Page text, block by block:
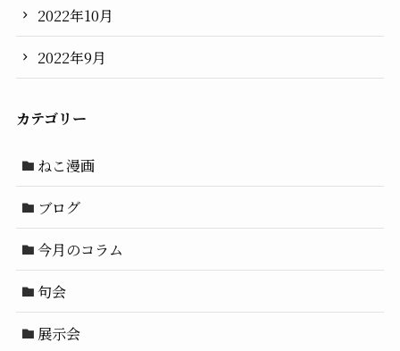
2022年10月
2022年9月
カテゴリー
ねこ漫画
ブログ
今月のコラム
句会
展示会